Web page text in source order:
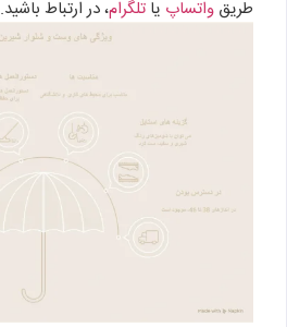
طریق واتساپ یا تلگرام، در ارتباط باشید.